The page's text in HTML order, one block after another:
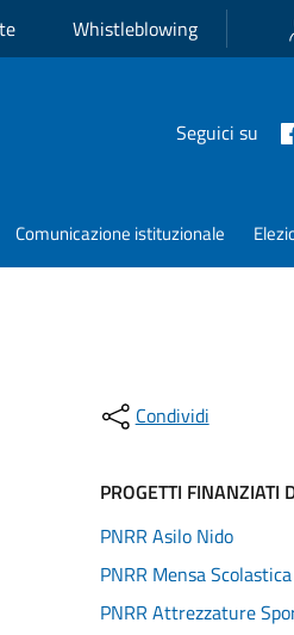
Whistleblowing
Seguici su
Comunicazione istituzionale
Condividi
PROGETTI FINANZIATI
PNRR Asilo Nido
PNRR Mensa Scolastica
PNRR Attrezzature